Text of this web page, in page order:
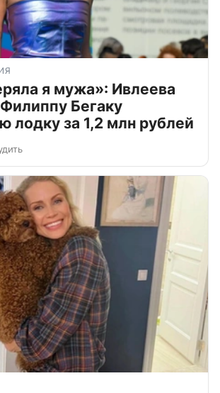
я мужа»: Ивлеева
Бегаку
лодку за 1,2 млн рублей